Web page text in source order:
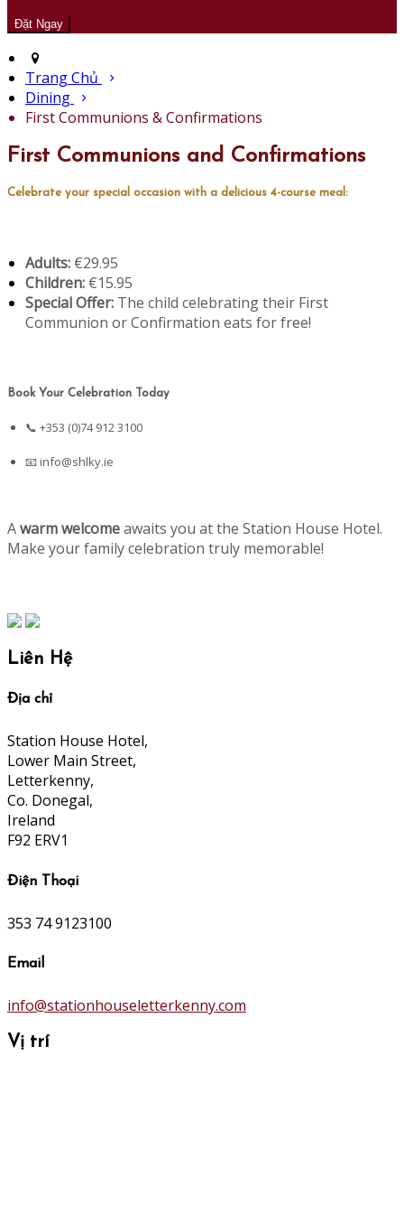
Trang Chủ
Dining
First Communions & Confirmations
First Communions and Confirmations
Celebrate your special occasion with a delicious 4-course meal:
Adults: €29.95
Children: €15.95
Special Offer: The child celebrating their First
Communion or Confirmation eats for free!
Book Your Celebration Today
📞 +353 (0)74 912 3100
📧info@shlky.ie
Awarm welcomeawaits you at the Station House Hotel.
Make your family celebration truly memorable!
Liên Hệ
Địa chỉ
Station House Hotel,
Lower Main Street,
Letterkenny,
Co. Donegal,
Ireland
F92 ERV1
Điện Thoại
353 74 9123100
Email
info@stationhouseletterkenny.com
Vị trí